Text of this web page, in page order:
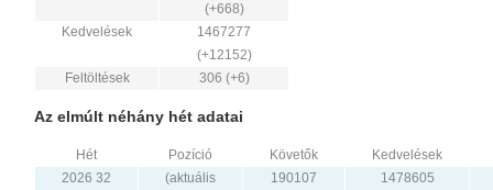
(+668)
Kedvelések
1467277
(+12152)
Feltöltések
306 (+6)
Az elmúlt néhány hét adatai
Hét Pozíció Követők
Kedvelések
2026 32
(aktuális
190107 1478605